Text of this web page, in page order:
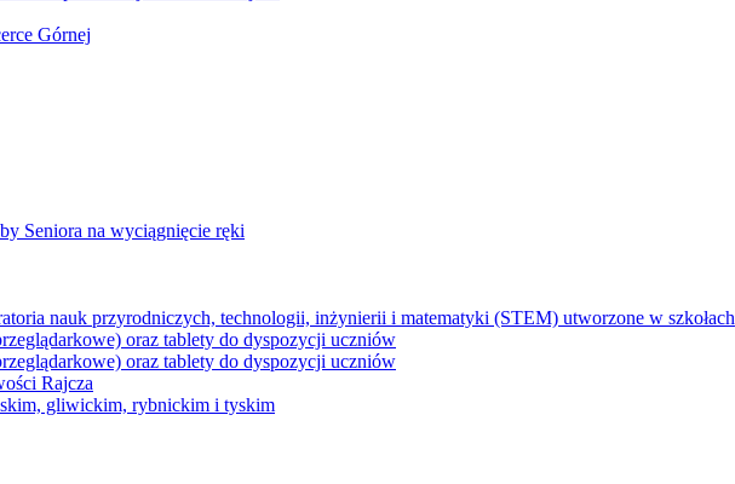
Górnej
Seniora na wyciągnięcie ręki
nauk przyrodniczych, technologii, inżynierii i matematyki (STEM) utworzone w szkołach
oraz tablety do dyspozycji uczniów
oraz tablety do dyspozycji uczniów
Rajcza
gliwickim, rybnickim i tyskim